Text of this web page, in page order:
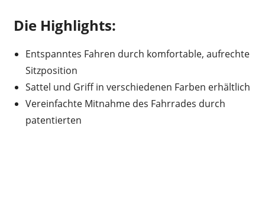
Die Highlights:
Entspanntes Fahren durch komfortable, aufrechte
Sitzposition
Sattel und Griff in verschiedenen Farben erhältlich
Vereinfachte Mitnahme des Fahrrades durch
patentierten